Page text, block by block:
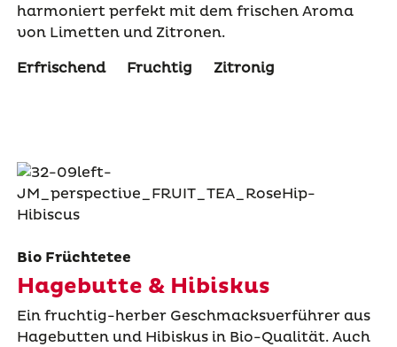
harmoniert perfekt mit dem frischen Aroma
von Limetten und Zitronen.
Erfrischend
Fruchtig Zitronig
Bio Früchtetee
Hagebutte & Hibiskus
Ein fruchtig-herber Geschmacksverführer aus
Hagebutten und Hibiskus in Bio-Qualität. Auch